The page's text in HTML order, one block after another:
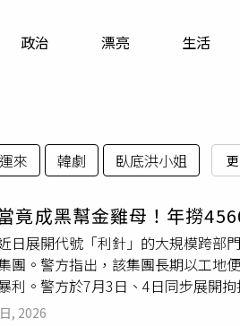
運勢
政治 漂亮 生活
來 韓劇 臥底洪小姐
竟成黑幫金雞母！年撈
日展開代號「利針」的大規模跨部
團。警方指出，該集團長期以工地
利。警方於7月3日、4日同步展開
品加工場及多個非法賭場，查扣現
, 2026